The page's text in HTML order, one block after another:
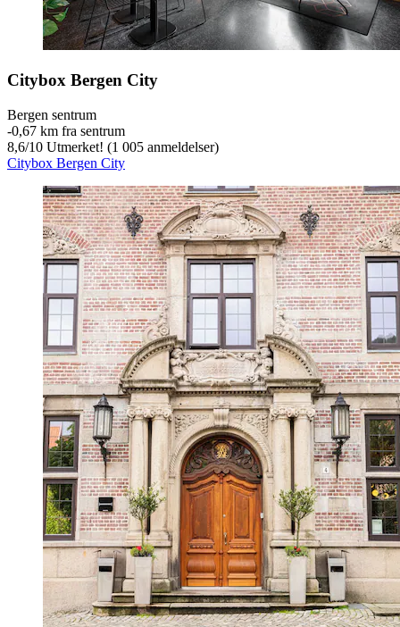
Citybox Bergen City
Bergen sentrum
‐0,67 km fra sentrum
8,6/10 Utmerket! (1 005 anmeldelser)
Citybox Bergen City